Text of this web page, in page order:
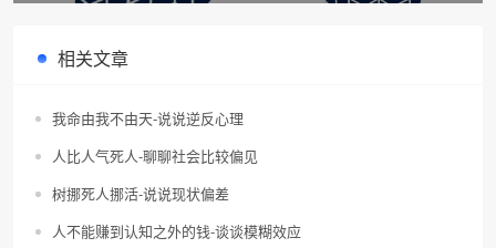
相关文章
我命由我不由天-说说逆反心理
人比人气死人-聊聊社会比较偏见
树挪死人挪活-说说现状偏差
人不能赚到认知之外的钱-谈谈模糊效应